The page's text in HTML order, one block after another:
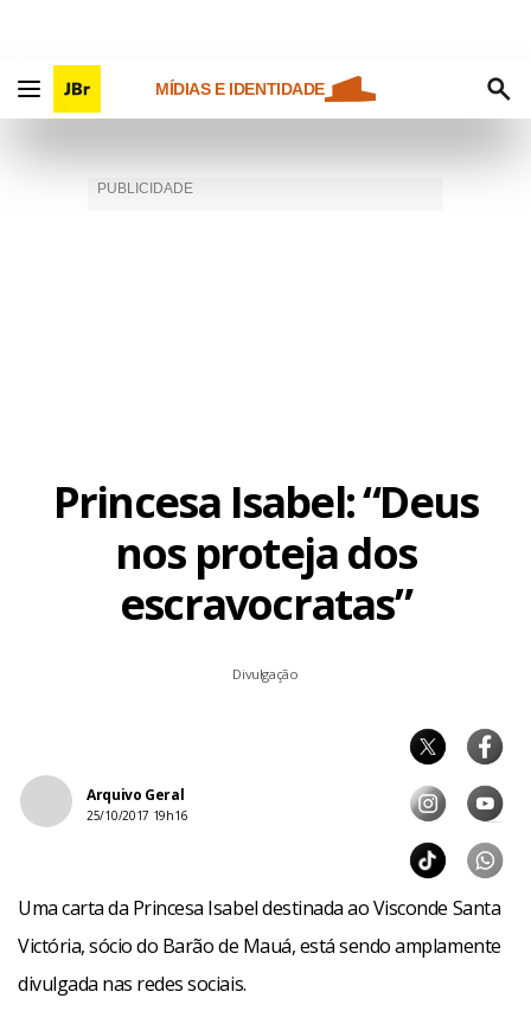
MÍDIAS E IDENTIDADE
Princesa Isabel: “Deus
nos proteja dos
escravocratas”
Divulgação
Arquivo Geral
25/10/2017 19h16
Uma carta da Princesa Isabel destinada ao Visconde Santa
Victória, sócio do Barão de Mauá, está sendo amplamente
divulgada nas redes sociais.